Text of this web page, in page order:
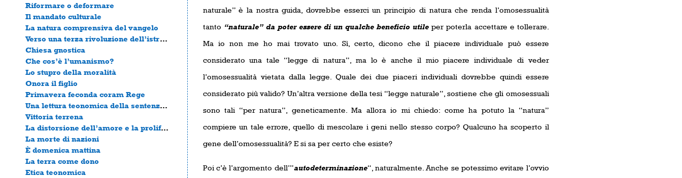
Riformare o deformare
Il mandato culturale
La natura comprensiva del vangelo
Verso una terza rivoluzione dell’istruzione
Chiesa gnostica
Che cos’è l’umanismo?
Lo stupro della moralità
Onora il figlio
Primavera feconda coram Rege
Una lettura teonomica della sentenza di Salomone
Vittoria terrena
La distorsione dell’amore e la proliferazione del male nella società occidentale
La morte di nazioni
È domenica mattina
La terra come dono
Etica teonomica
naturale” è la nostra guida, dovrebbe esserci un principio di natura che renda l’omosessualità
tanto “naturale” da poter essere di un qualche beneficio utile per poterla accettare e tollerare.
Ma io non me ho mai trovato uno. Sì, certo, dicono che il piacere individuale può essere
considerato una tale “legge di natura”, ma lo è anche il mio piacere individuale di veder
l’omosessualità vietata dalla legge. Quale dei due piaceri individuali dovrebbe quindi essere
considerato più valido? Un’altra versione della tesi “legge naturale”, sostiene che gli omosessuali
sono tali “per natura”, geneticamente. Ma allora io mi chiedo: come ha potuto la “natura”
compiere un tale errore, quello di mescolare i geni nello stesso corpo? Qualcuno ha scoperto il
gene dell’omosessualità? E si sa per certo che esiste?
Poi c’è l’argomento dell’”autodeterminazione“, naturalmente. Anche se potessimo evitare l’ovvio